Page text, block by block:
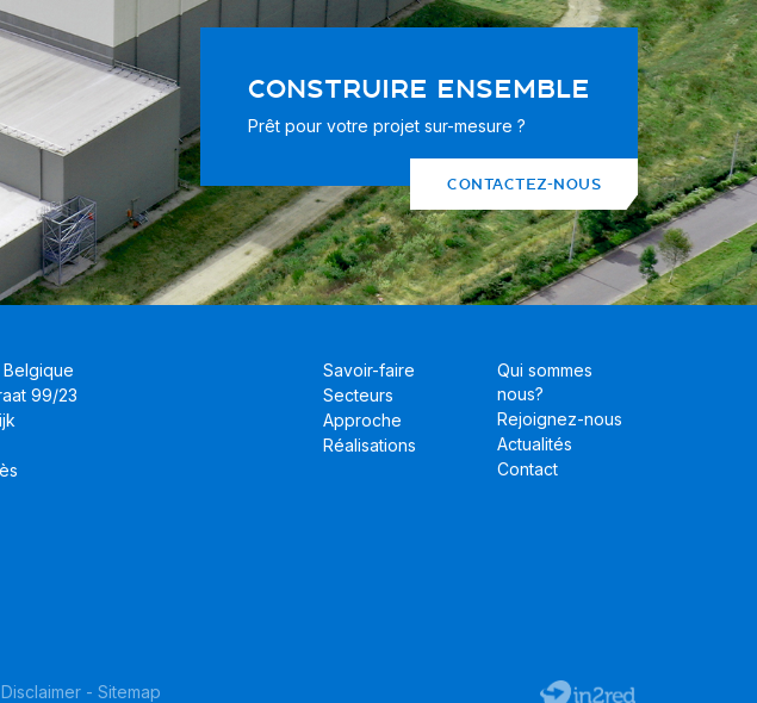
CONSTRUIRE ENSEMBLE
Prêt pour votre projet sur-mesure ?
CONTACTEZ-NOUS
99/23
Savoir-faire
Secteurs
Approche
Réalisations
Qui sommes
nous?
Rejoignez-nous
Actualités
Contact
Disclaimer - Sitemap